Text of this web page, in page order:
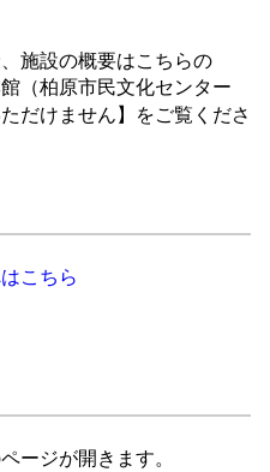
施設の概要はこちらの
館（柏原市民文化センター
だけません】をご覧くださ
こちら
ジが開きます。